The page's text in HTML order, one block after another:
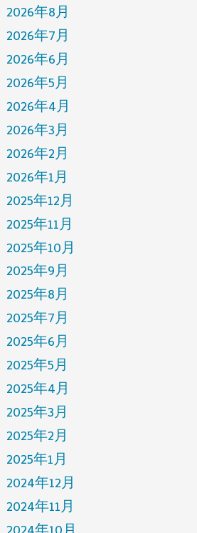
2026年8月
2026年7月
2026年6月
2026年5月
2026年4月
2026年3月
2026年2月
2026年1月
2025年12月
2025年11月
2025年10月
2025年9月
2025年8月
2025年7月
2025年6月
2025年5月
2025年4月
2025年3月
2025年2月
2025年1月
2024年12月
2024年11月